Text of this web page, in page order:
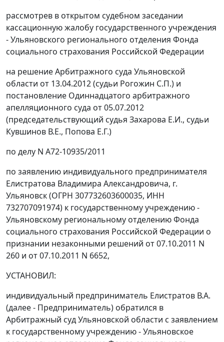
рассмотрев в открытом судебном заседании
кассационную жалобу государственного учреждения
- Ульяновского регионального отделения Фонда
социального страхования Российской Федерации
на решениеАрбитражного суда Ульяновской
области от 13.04.2012 (судьи Рогожин С.П.) и
постановление Одиннадцатого арбитражного
апелляционного суда от 05.07.2012
(председательствующий судья Захарова Е.И., судьи
Кувшинов В.Е., Попова Е.Г.)
по делу N А72-10935/2011
по заявлению индивидуального предпринимателя
Елистратова Владимира Александровича, г.
Ульяновск (ОГРН 307732603600035, ИНН
732707091974) к государственному учреждению -
Ульяновскому региональному отделению Фонда
социального страхования Российской Федерации о
признании незаконными решений от 07.10.2011 N
260 и от 07.10.2011 N 6652,
УСТАНОВИЛ:
индивидуальный предприниматель Елистратов В.А.
(далее - Предприниматель) обратился в
Арбитражный суд Ульяновской области с заявлением
к государственному учреждению - Ульяновское